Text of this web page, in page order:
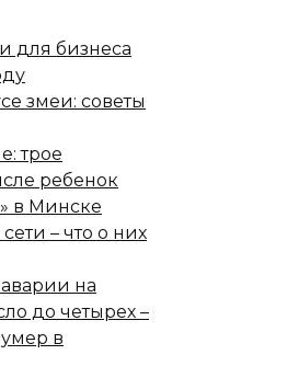
для бизнеса
змеи: советы
трое
ребенок
в Минске
– что о них
на
до четырех –
в